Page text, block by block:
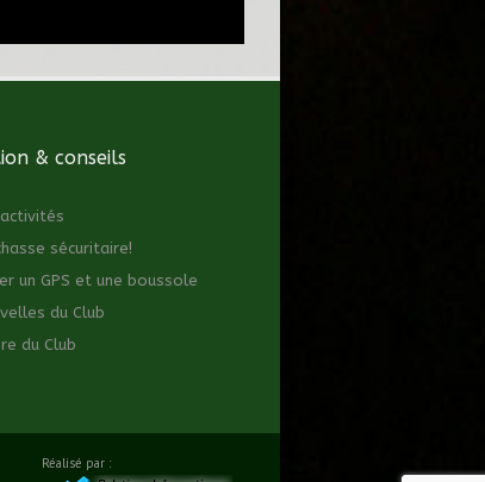
& conseils
sécuritaire!
un GPS et une boussole
du Club
du Club
Réalisé par :